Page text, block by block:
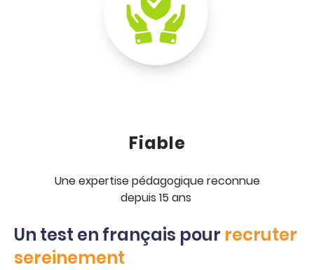
Fiable
Une expertise pédagogique reconnue
depuis 15 ans
Un test en français pour recruter
sereinement